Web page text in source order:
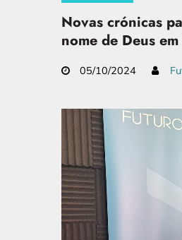
Novas crónicas
nome de Deus
05/10/2024